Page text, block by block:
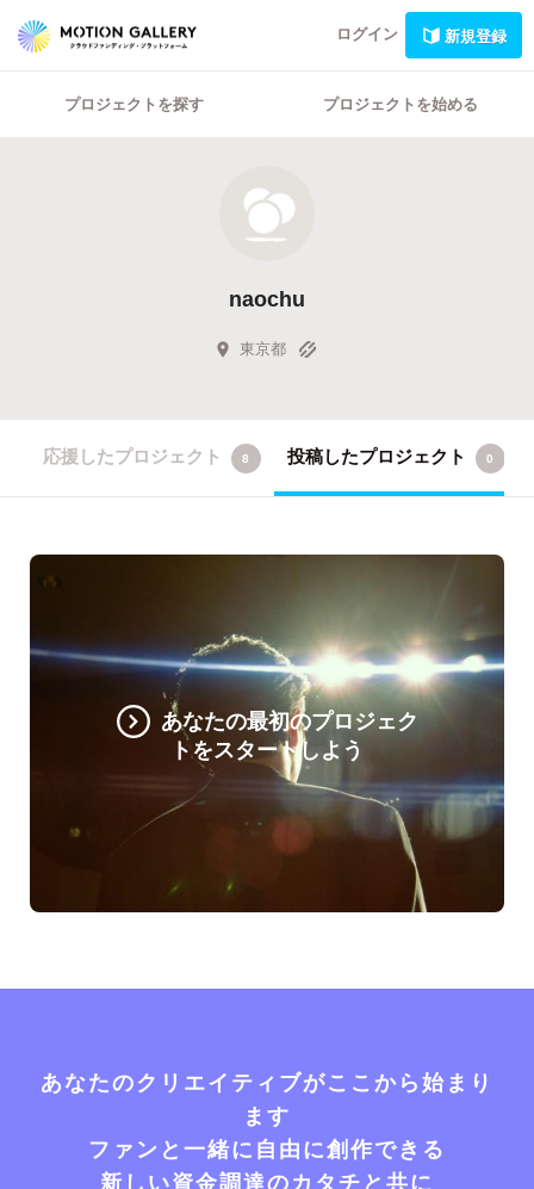
ログイン 新規登録
プロジェクトを探す プロジェクトを始める
naochu
東京都
応援したプロジェクト 8 投稿したプロジェクト 0
あなたの最初のプロジェク
トをスタートしよう
あなたのクリエイティブがここから始まり
ます
ファンと一緒に自由に創作できる
新しい資金調達のカタチと共に